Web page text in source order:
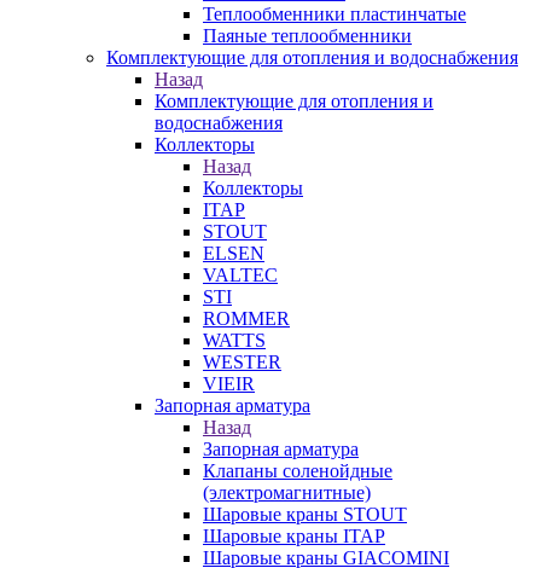
Теплообменники пластинчатые
Паяные теплообменники
Комплектующие для отопления и водоснабжения
Назад
Комплектующие для отопления и
водоснабжения
Коллекторы
Назад
Коллекторы
ITAP
STOUT
ELSEN
VALTEC
STI
ROMMER
WATTS
WESTER
VIEIR
Запорная арматура
Назад
Запорная арматура
Клапаны соленойдные
(электромагнитные)
Шаровые краны STOUT
Шаровые краны ITAP
Шаровые краны GIACOMINI